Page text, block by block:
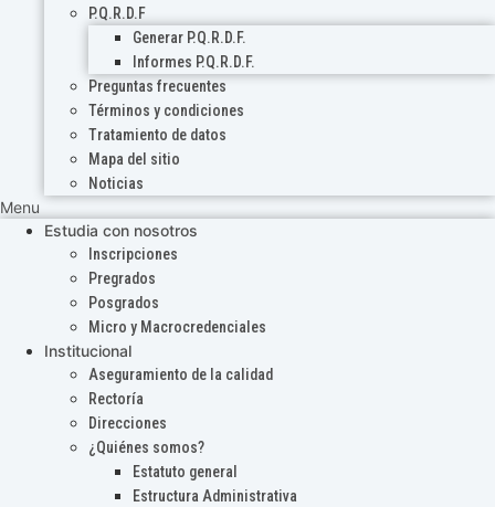
P.Q.R.D.F
Generar P.Q.R.D.F.
Informes P.Q.R.D.F.
Preguntas frecuentes
Términos y condiciones
Tratamiento de datos
Mapa del sitio
Noticias
Menu
Estudia con nosotros
Inscripciones
Pregrados
Posgrados
Micro y Macrocredenciales
Institucional
Aseguramiento de la calidad
Rectoría
Direcciones
¿Quiénes somos?
Estatuto general
Estructura Administrativa